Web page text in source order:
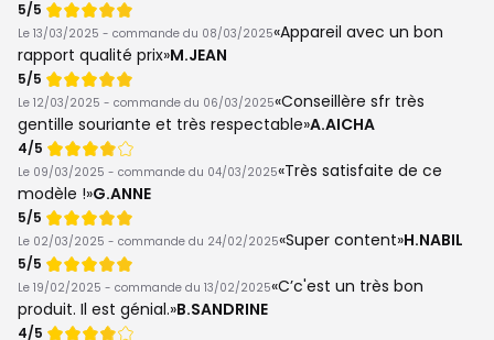
Note
de
5/5
Le 13/03/2025 - commande du 08/03/2025 Appareil avec un bon
rapport qualité prix M.JEAN
Note
de
5/5
Le 12/03/2025 - commande du 06/03/2025 Conseillère sfr très
gentille souriante et très respectable A.AICHA
Note
de
4/5
Le 09/03/2025 - commande du 04/03/2025 Très satisfaite de ce
modèle ! G.ANNE
Note
de
5/5
Le 02/03/2025 - commande du 24/02/2025 Super content H.NABIL
Note
de
5/5
Le 19/02/2025 - commande du 13/02/2025 C’c'est un très bon
produit. Il est génial. B.SANDRINE
Note
4/5